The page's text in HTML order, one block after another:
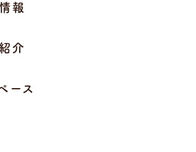
報
介
ース